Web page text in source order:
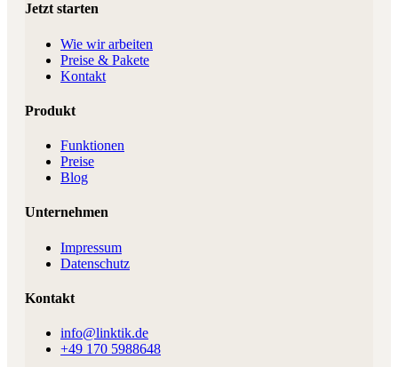
Jetzt starten
Wie wir arbeiten
Preise & Pakete
Kontakt
Produkt
Funktionen
Preise
Blog
Unternehmen
Impressum
Datenschutz
Kontakt
info@linktik.de
+49 170 5988648